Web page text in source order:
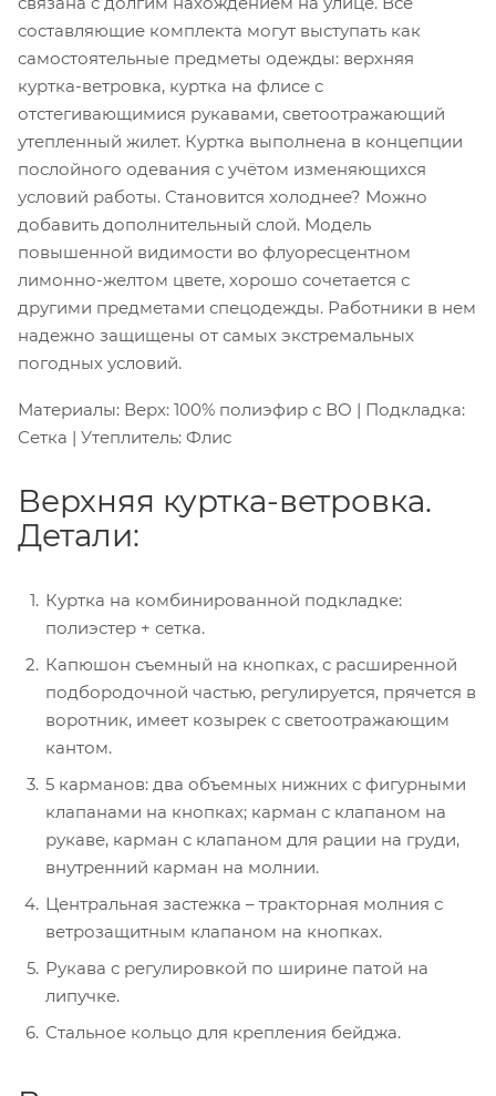
составляющие комплекта могут выступать как
самостоятельные предметы одежды: верхняя
куртка-ветровка, куртка на флисе с
отстегивающимися рукавами, светоотражающий
утепленный жилет. Куртка выполнена в концепции
послойного одевания с учётом изменяющихся
условий работы. Становится холоднее? Можно
добавить дополнительный слой. Модель
повышенной видимости во флуоресцентном
лимонно-желтом цвете, хорошо сочетается с
другими предметами спецодежды. Работники в нем
надежно защищены от самых экстремальных
погодных условий.
Материалы: Верх: 100% полиэфир с ВО | Подкладка:
Сетка | Утеплитель: Флис
Верхняя куртка-ветровка.
Детали:
Куртка на комбинированной подкладке:
полиэстер + сетка.
Капюшон съемный на кнопках, с расширенной
подбородочной частью, регулируется, прячется в
воротник, имеет козырек с светоотражающим
кантом.
5 карманов: два объемных нижних с фигурными
клапанами на кнопках; карман с клапаном на
рукаве, карман с клапаном для рации на груди,
внутренний карман на молнии.
Центральная застежка – тракторная молния с
ветрозащитным клапаном на кнопках.
Рукава с регулировкой по ширине патой на
липучке.
Стальное кольцо для крепления бейджа.